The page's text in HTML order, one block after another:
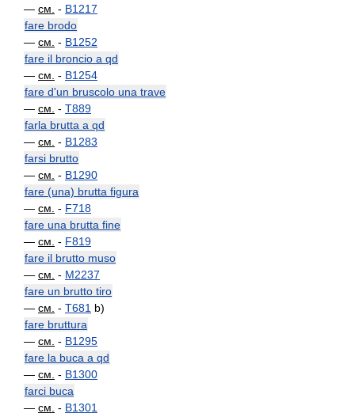
— см. - B1217
fare brodo
— см. - B1252
fare il broncio a qd
— см. - B1254
fare d'un bruscolo una trave
— см. - T889
farla brutta a qd
— см. - B1283
farsi brutto
— см. - B1290
fare (una) brutta figura
— см. - F718
fare una brutta fine
— см. - F819
fare il brutto muso
— см. - M2237
fare un brutto tiro
— см. - T681 b)
fare bruttura
— см. - B1295
fare la buca a qd
— см. - B1300
farci buca
— см. - B1301